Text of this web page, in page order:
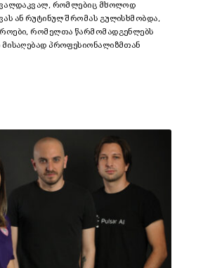
რომლებიც მხოლოდ
ან რუტინულ შრომას გულისხმობდა,
რომელთა წარმომადგენლებს
პროფესიონალიზმთან